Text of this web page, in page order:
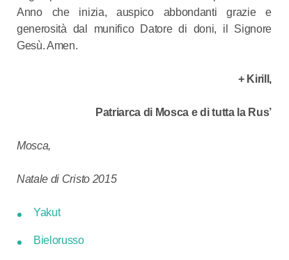
Anno che inizia, auspico abbondanti grazie e
generosità dal munifico Datore di doni, il Signore
Gesù. Amen.
+ Kirill,
Patriarca di Mosca e di tutta la Rus’
Mosca,
Natale di Cristo 2015
Yakut
Bielorusso